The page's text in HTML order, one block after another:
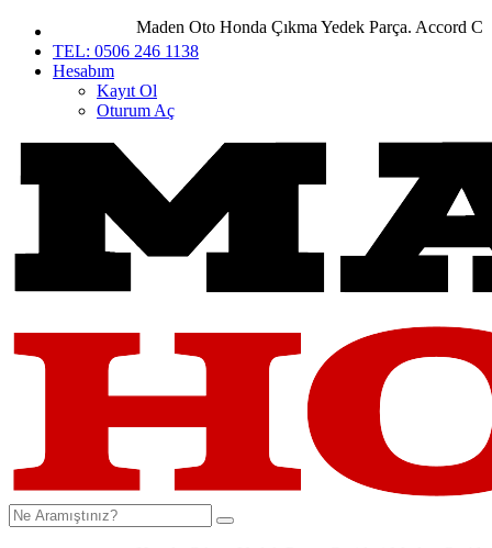
Maden Oto Honda Çıkma Yedek Parça. Accord City
TEL: 0506 246 1138
Hesabım
Kayıt Ol
Oturum Aç